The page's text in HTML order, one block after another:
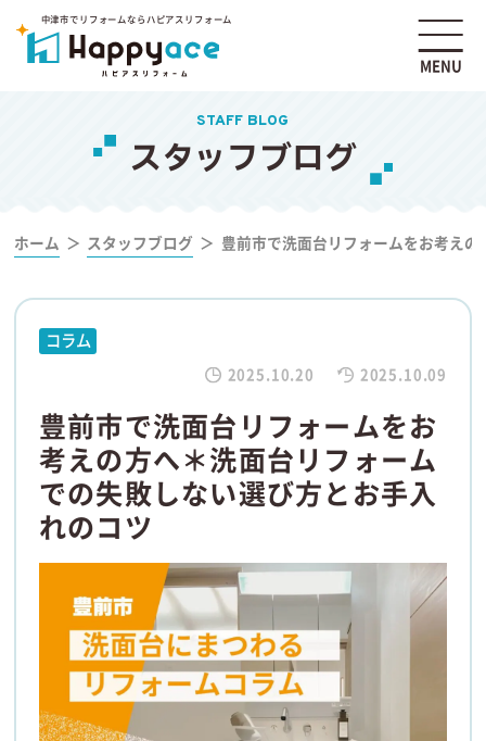
中津市でリフォームならハピアスリフォーム
MENU
STAFF BLOG
スタッフブログ
ホーム スタッフブログ 豊前市で洗面台リフォームをお考え
コラム
2025.10.20 2025.10.09
豊前市で洗面台リフォームをお
考えの方へ＊洗面台リフォーム
での失敗しない選び方とお手入
れのコツ